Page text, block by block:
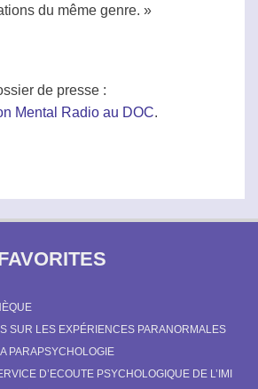
du même genre. »
de presse :
Mental Radio au DOC.
SUR LES EXPÉRIENCES PARANORMALES
PARAPSYCHOLOGIE
D’ECOUTE PSYCHOLOGIQUE DE L’IMI